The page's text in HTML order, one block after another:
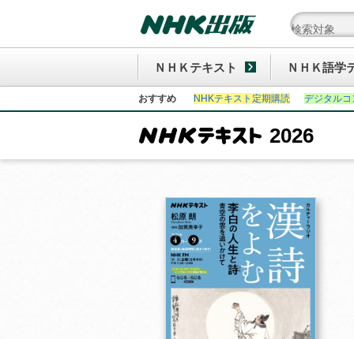
ＮＨＫテキスト ＮＨＫ語学
おすすめ NHKテキスト定期購読 デジタル
2026